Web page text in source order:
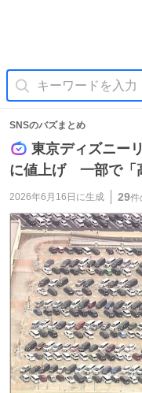
SNSのバズまとめ
東京ディズニー
に値上げ 一部で「
2026年6月16日 に生成 29件